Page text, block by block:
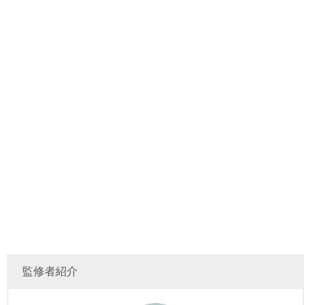
監修者紹介